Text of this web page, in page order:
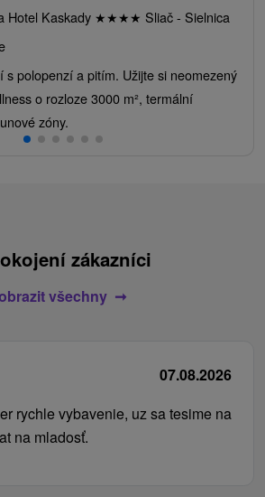
Hotel Kaskady ★★★★ Sliač - Sielnica
s polopenzí a pitím. Užijte si neomezený
o rozloze 3000 m², termální
zóny.
zákazníci
všechny
07.08.2026
rychle vybavenie, uz sa tesime na
na mladosť.